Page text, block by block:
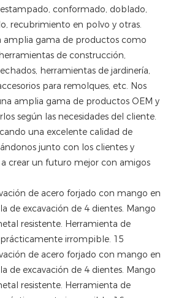
conformado, doblado,
recubrimiento en polvo y otras.
amplia gama de productos como
de construcción,
herramientas de jardinería,
para remolques, etc. Nos
amplia gama de productos OEM y
según las necesidades del cliente.
una excelente calidad de
junto con los clientes y
crear un futuro mejor con amigos